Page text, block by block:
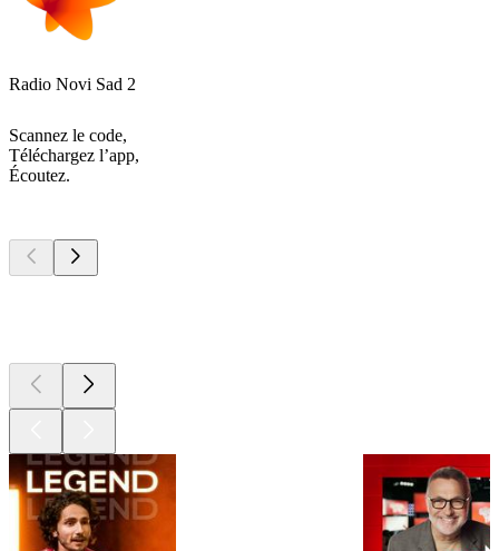
Radio Novi Sad 2
Scannez le code,
Téléchargez l’app,
Écoutez.